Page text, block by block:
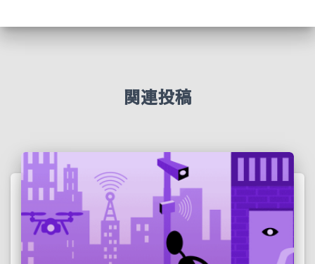
関連投稿